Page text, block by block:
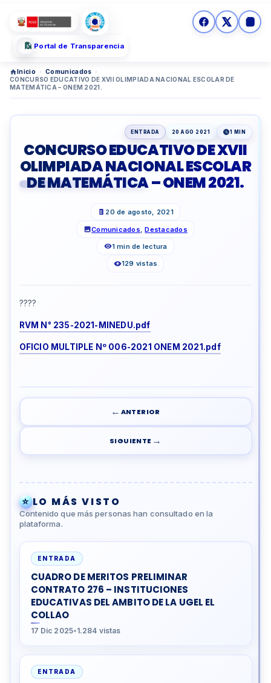
Portal de Transparencia
Inicio › Comunicados ›
CONCURSO EDUCATIVO DE XVII OLIMPIADA NACIONAL ESCOLAR DE
MATEMÁTICA – ONEM 2021.
ENTRADA 20 AGO 2021 1 MIN
CONCURSO EDUCATIVO DE XVII
OLIMPIADA NACIONAL ESCOLAR
DE MATEMÁTICA – ONEM 2021.
20 de agosto, 2021
Comunicados ,Destacados
1 min de lectura
129 vistas
????
RVM N° 235-2021-MINEDU.pdf
OFICIO MULTIPLE Nº 006-2021 ONEM 2021.pdf
← ANTERIOR
SIGUIENTE →
⭐LO MÁS VISTO
Contenido que más personas han consultado en la
plataforma.
ENTRADA
CUADRO DE MERITOS PRELIMINAR
CONTRATO 276 – INSTITUCIONES
EDUCATIVAS DEL AMBITO DE LA UGEL EL
COLLAO
17 Dic 2025•1.284 vistas
ENTRADA